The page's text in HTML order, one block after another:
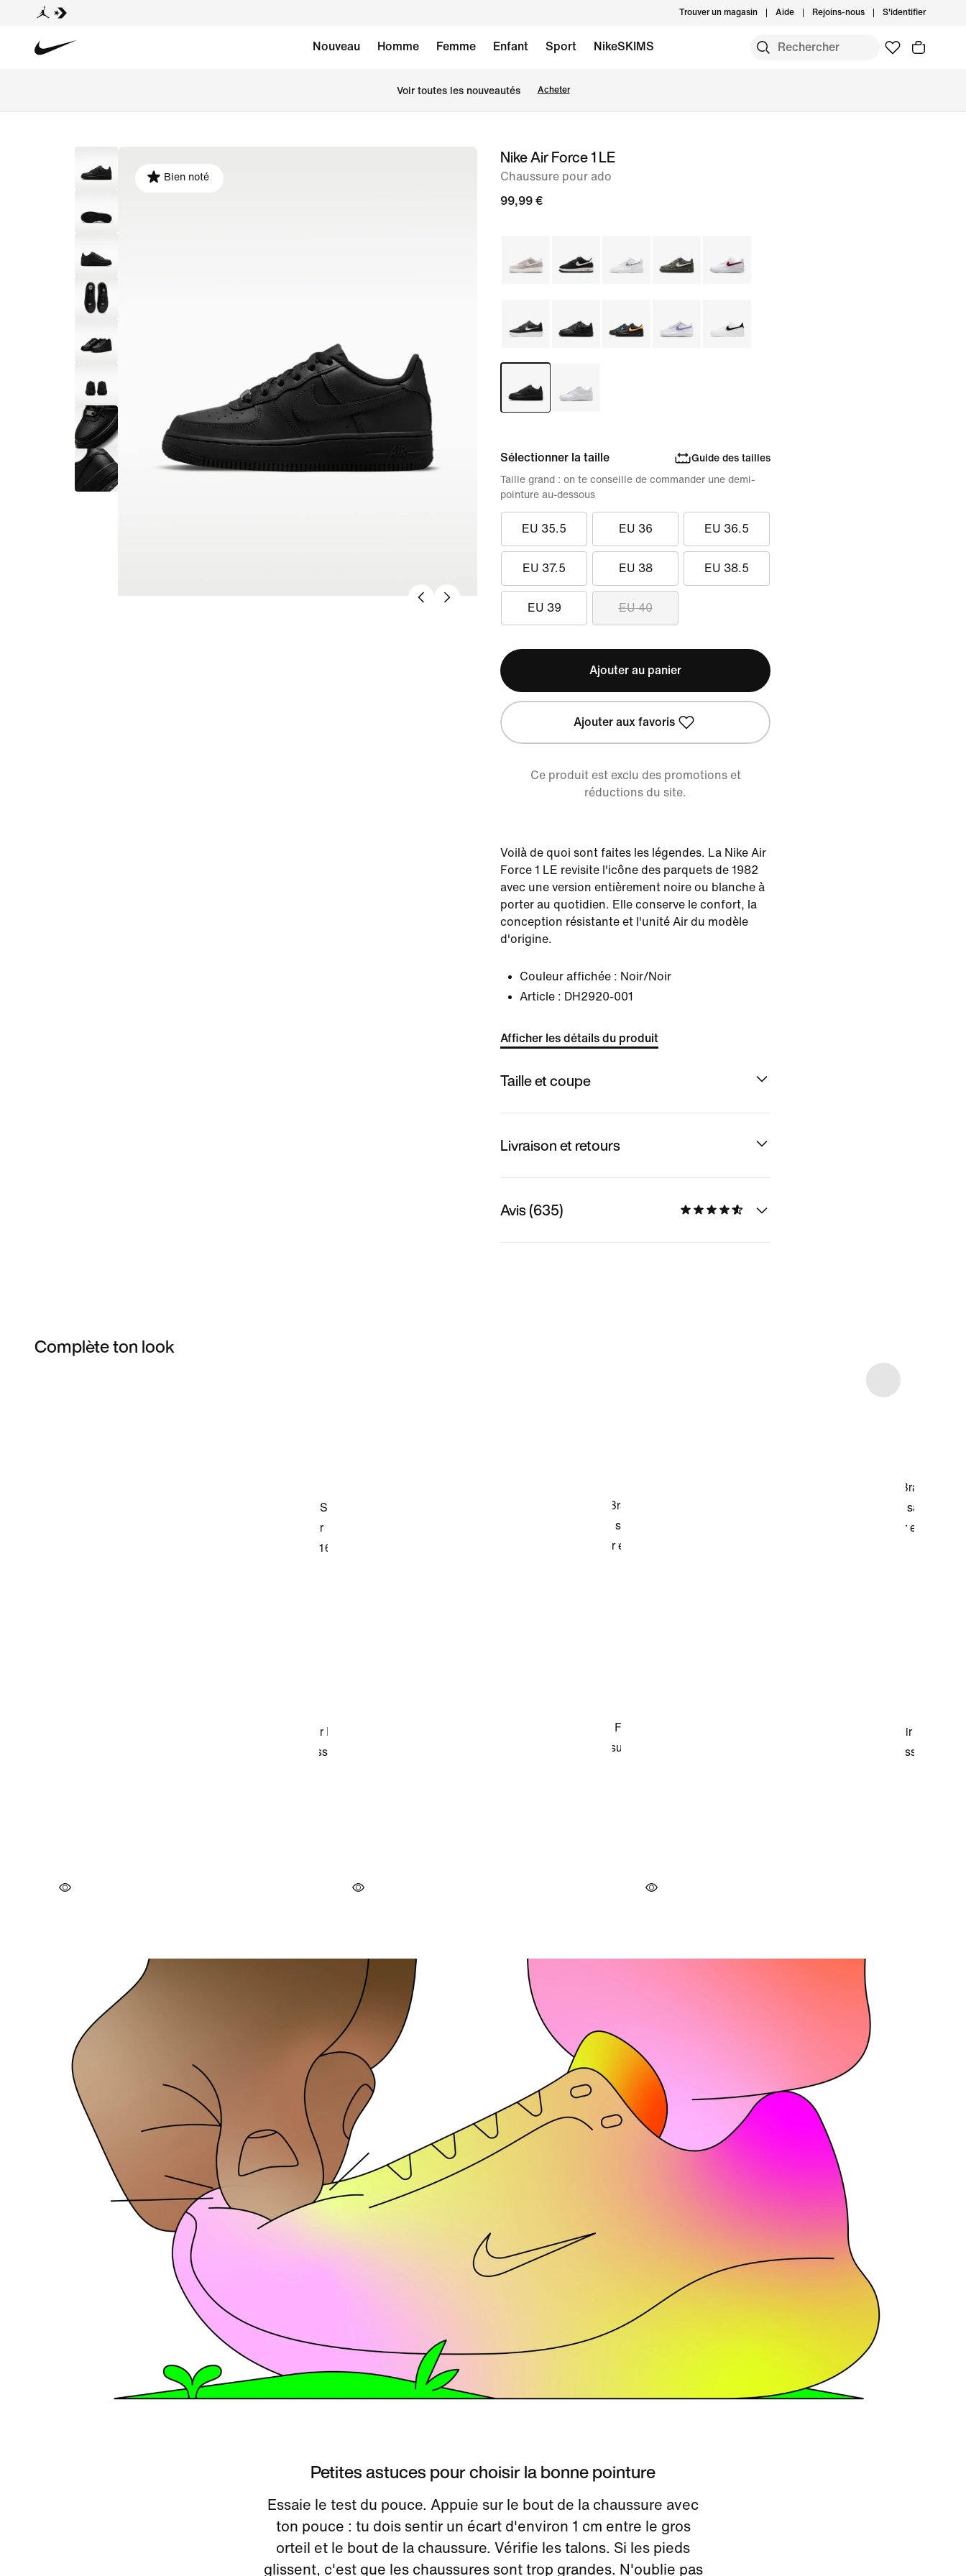
Trouver un magasin Aide Rejoins-nous S'identifier
Nouveau Homme Femme Enfant Sport NikeSKIMS
Voir toutes les nouveautés Acheter
image 1
Bien noté
Nike Air Force 1 LE
Chaussure pour ado
99,99 €
Sélectionner la taille Guide des tailles
EU 35.5 EU 36 EU 36.5
EU 37.5 EU 38 EU 38.5
EU 39 EU 40
Taille grand : on te conseille de commander une demi-
pointure au-dessous
Ajouter au panier
Ajouter aux favoris
Ce produit est exclu des promotions et
réductions du site.
Voilà de quoi sont faites les légendes. La Nike Air
Force 1 LE revisite l'icône des parquets de 1982
avec une version entièrement noire ou blanche à
porter au quotidien. Elle conserve le confort, la
conception résistante et l'unité Air du modèle
d'origine.
Couleur affichée : Noir/Noir
Article : DH2920-001
Afficher les détails du produit
Taille et coupe
Livraison et retours
Avis (635)
Complète ton look
Petites astuces pour choisir la bonne pointure
Essaie le test du pouce. Appuie sur le bout de la chaussure avec
ton pouce : tu dois sentir un écart d'environ 1 cm entre le gros
orteil et le bout de la chaussure. Vérifie les talons. Si les pieds
glissent, c'est que les chaussures sont trop grandes. N'oublie pas